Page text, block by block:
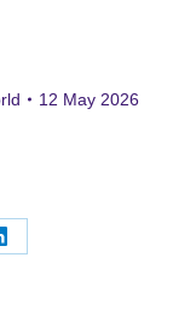
12 May 2026